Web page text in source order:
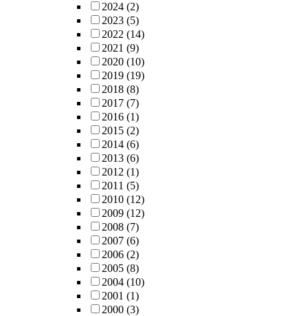
2024 (2)
2023 (5)
2022 (14)
2021 (9)
2020 (10)
2019 (19)
2018 (8)
2017 (7)
2016 (1)
2015 (2)
2014 (6)
2013 (6)
2012 (1)
2011 (5)
2010 (12)
2009 (12)
2008 (7)
2007 (6)
2006 (2)
2005 (8)
2004 (10)
2001 (1)
2000 (3)